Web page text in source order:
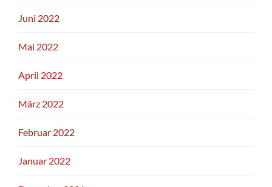
Juni 2022
Mai 2022
April 2022
März 2022
Februar 2022
Januar 2022